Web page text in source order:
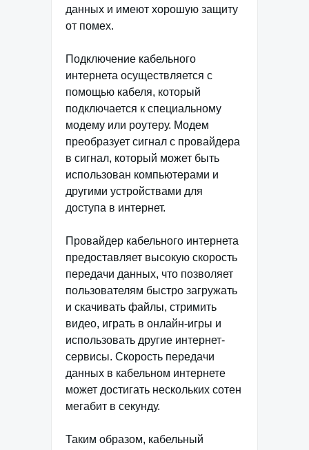
данных и имеют хорошую защиту
от помех.
Подключение кабельного
интернета осуществляется с
помощью кабеля, который
подключается к специальному
модему или роутеру. Модем
преобразует сигнал с провайдера
в сигнал, который может быть
использован компьютерами и
другими устройствами для
доступа в интернет.
Провайдер кабельного интернета
предоставляет высокую скорость
передачи данных, что позволяет
пользователям быстро загружать
и скачивать файлы, стримить
видео, играть в онлайн-игры и
использовать другие интернет-
сервисы. Скорость передачи
данных в кабельном интернете
может достигать нескольких сотен
мегабит в секунду.
Таким образом, кабельный